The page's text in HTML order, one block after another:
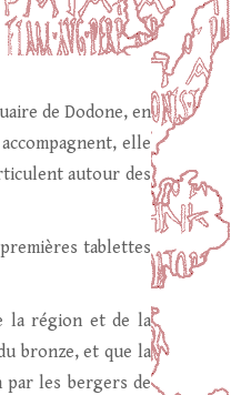
de Dodone, en
elle
autour des
tablettes
la région et de la
bronze, et que la
les bergers de